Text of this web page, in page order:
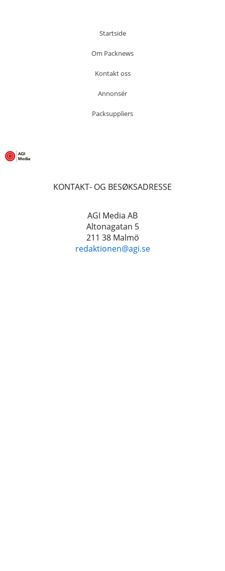
Startside
Om Packnews
Kontakt oss
Annonsér
Packsuppliers
KONTAKT- OG BESØKSADRESSE
AGI Media AB
Altonagatan 5
211 38 Malmö
redaktionen@agi.se